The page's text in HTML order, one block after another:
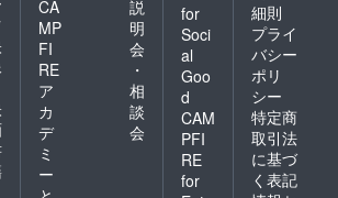
CA
MP
FI
RE
ア
カ
デ
ミ
ー
説
明
会
・
相
談
会
for
Soci
al
Goo
d
CAM
PFI
RE
for
細則
プライ
バシー
ポリ
シー
特定商
取引法
に基づ
く表記